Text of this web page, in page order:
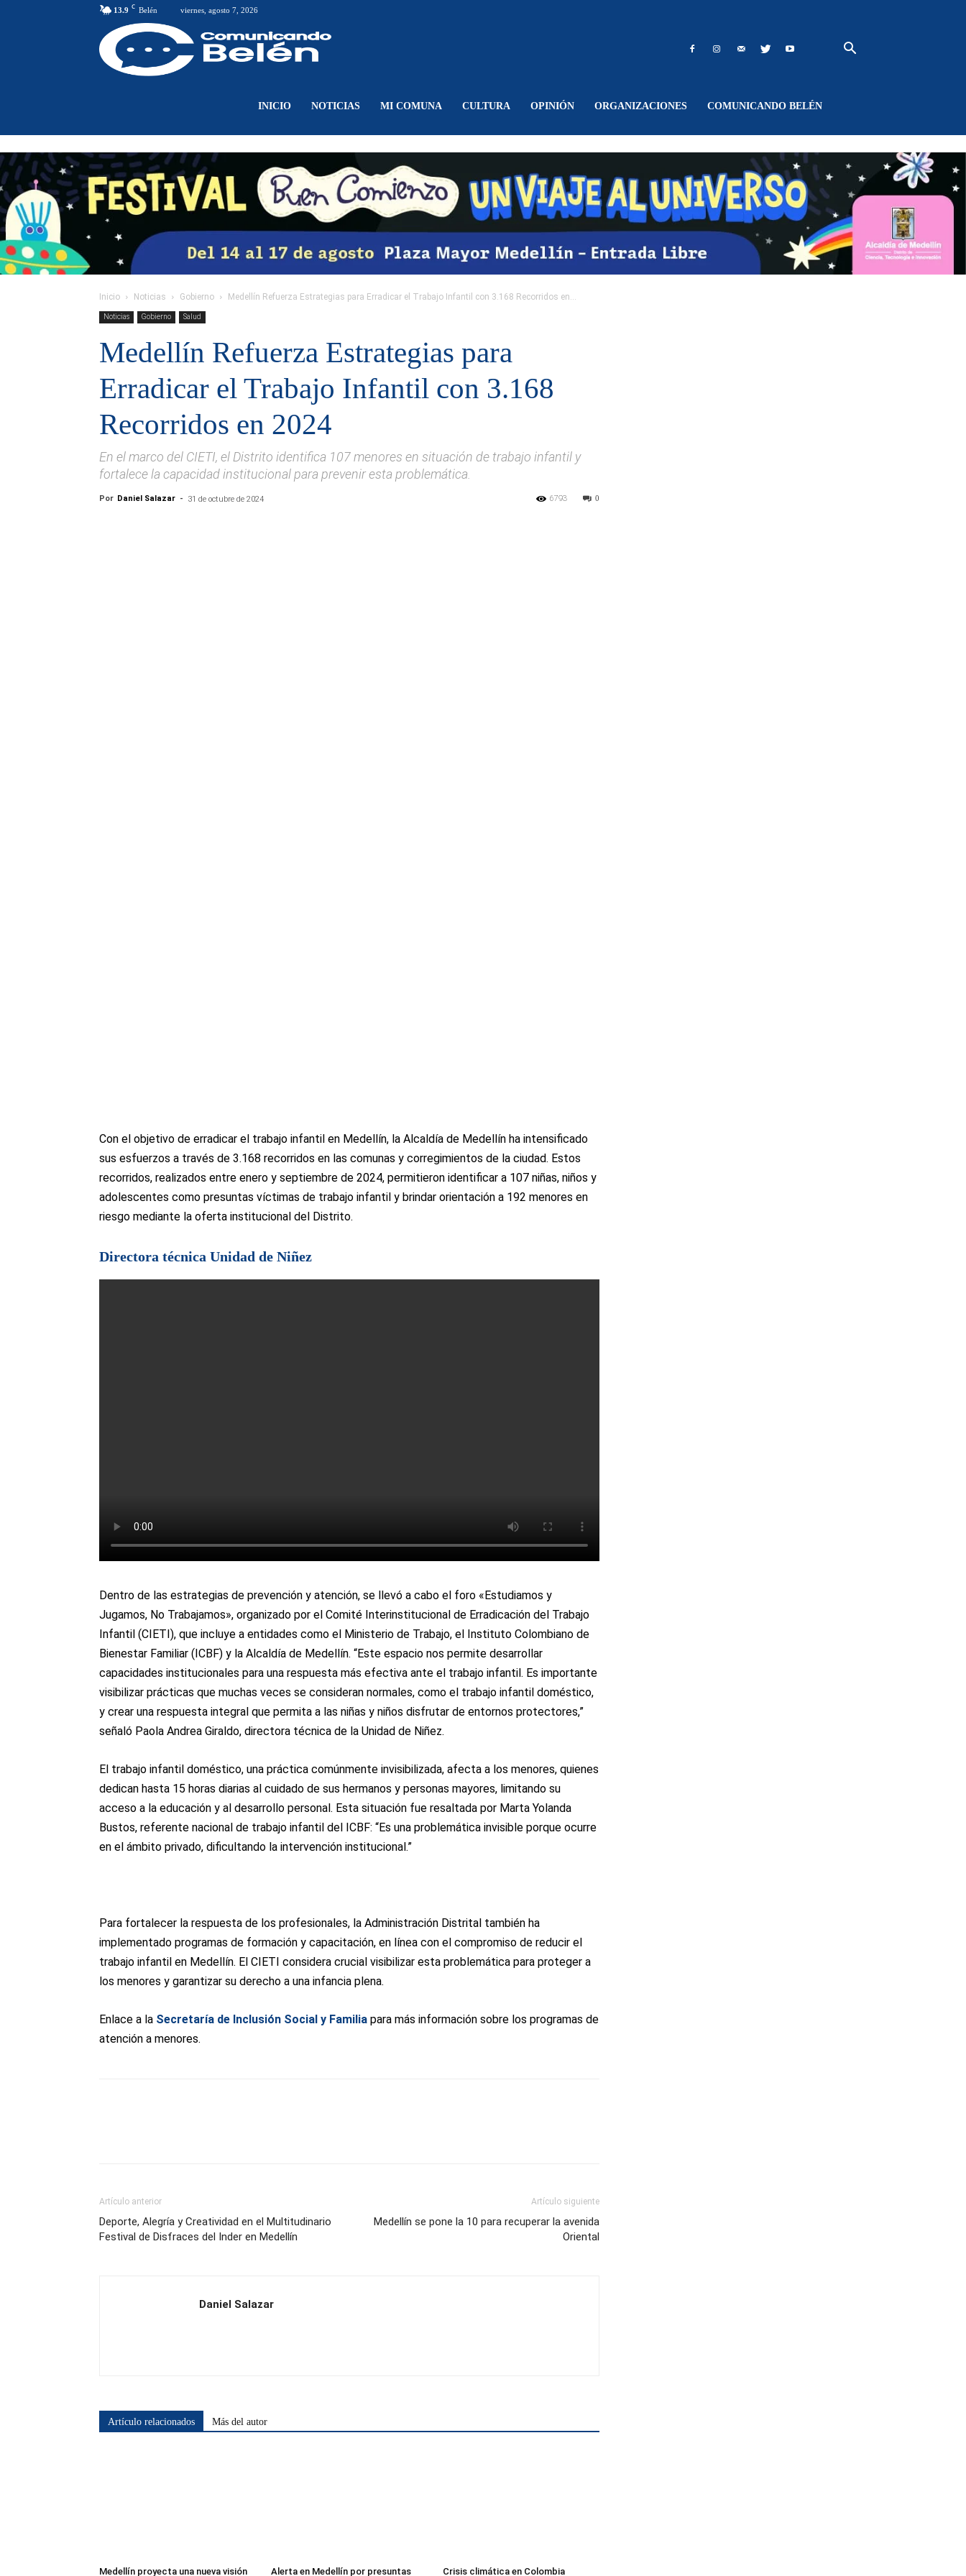
13.9 C Belén viernes, agosto 7, 2026
Belén
INICIO NOTICIAS MI COMUNA CULTURA OPINIÓN ORGANIZACIONES COMUNICANDO BELÉN
Inicio Noticias Gobierno Medellín Refuerza Estrategias para Erradicar el Trabajo Infantil con 3.168 Recorridos en...
Noticias Gobierno Salud
Medellín Refuerza Estrategias para
Erradicar el Trabajo Infantil con 3.168
Recorridos en 2024
En el marco del CIETI, el Distrito identifica 107 menores en situación de trabajo infantil y
fortalece la capacidad institucional para prevenir esta problemática.
Por Daniel Salazar - 31 de octubre de 2024 0
6793
Con el objetivo de erradicar el trabajo infantil en Medellín, la Alcaldía de Medellín ha intensificado
sus esfuerzos a través de 3.168 recorridos en las comunas y corregimientos de la ciudad. Estos
recorridos, realizados entre enero y septiembre de 2024, permitieron identificar a 107 niñas, niños y
adolescentes como presuntas víctimas de trabajo infantil y brindar orientación a 192 menores en
riesgo mediante la oferta institucional del Distrito.
Directora técnica Unidad de Niñez
Dentro de las estrategias de prevención y atención, se llevó a cabo el foro «Estudiamos y
Jugamos, No Trabajamos», organizado por el Comité Interinstitucional de Erradicación del Trabajo
Infantil (CIETI), que incluye a entidades como el Ministerio de Trabajo, el Instituto Colombiano de
Bienestar Familiar (ICBF) y la Alcaldía de Medellín. “Este espacio nos permite desarrollar
capacidades institucionales para una respuesta más efectiva ante el trabajo infantil. Es importante
visibilizar prácticas que muchas veces se consideran normales, como el trabajo infantil doméstico,
y crear una respuesta integral que permita a las niñas y niños disfrutar de entornos protectores,”
señaló Paola Andrea Giraldo, directora técnica de la Unidad de Niñez.
El trabajo infantil doméstico, una práctica comúnmente invisibilizada, afecta a los menores, quienes
dedican hasta 15 horas diarias al cuidado de sus hermanos y personas mayores, limitando su
acceso a la educación y al desarrollo personal. Esta situación fue resaltada por Marta Yolanda
Bustos, referente nacional de trabajo infantil del ICBF: “Es una problemática invisible porque ocurre
en el ámbito privado, dificultando la intervención institucional.”
Para fortalecer la respuesta de los profesionales, la Administración Distrital también ha
implementado programas de formación y capacitación, en línea con el compromiso de reducir el
trabajo infantil en Medellín. El CIETI considera crucial visibilizar esta problemática para proteger a
los menores y garantizar su derecho a una infancia plena.
Enlace a la Secretaría de Inclusión Social y Familia para más información sobre los programas de
atención a menores.
Artículo anterior
Deporte, Alegría y Creatividad en el Multitudinario
Festival de Disfraces del Inder en Medellín
Artículo siguiente
Medellín se pone la 10 para recuperar la avenida
Oriental
Daniel Salazar
Artículo relacionados Más del autor
Medellín proyecta una nueva visión Alerta en Medellín por presuntas Crisis climática en Colombia